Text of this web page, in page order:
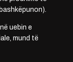
uebin e
mund të